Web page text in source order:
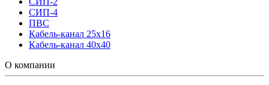
СИП-4
ПВС
Кабель-канал 25х16
Кабель-канал 40х40
О компании